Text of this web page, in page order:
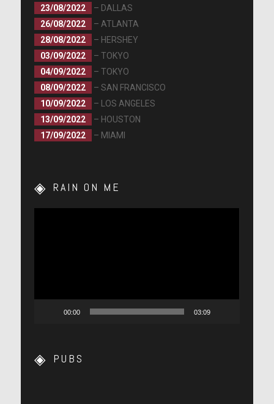
23/08/2022
– DALLAS
26/08/2022
– ATLANTA
28/08/2022
– HERSHEY
03/09/2022
– TOKYO
04/09/2022
– TOKYO
08/09/2022
– SAN FRANCISCO
10/09/2022
– LOS ANGELES
13/09/2022
– HOUSTON
17/09/2022
– MIAMI
RAIN ON ME
00:00 03:09
PUBS